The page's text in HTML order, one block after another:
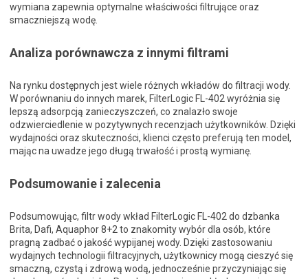
wymiana zapewnia optymalne właściwości filtrujące oraz
smaczniejszą wodę.
Analiza porównawcza z innymi filtrami
Na rynku dostępnych jest wiele różnych wkładów do filtracji wody.
W porównaniu do innych marek, FilterLogic FL-402 wyróżnia się
lepszą adsorpcją zanieczyszczeń, co znalazło swoje
odzwierciedlenie w pozytywnych recenzjach użytkowników. Dzięki
wydajności oraz skuteczności, klienci często preferują ten model,
mając na uwadze jego długą trwałość i prostą wymianę.
Podsumowanie i zalecenia
Podsumowując, filtr wody wkład FilterLogic FL-402 do dzbanka
Brita, Dafi, Aquaphor 8+2 to znakomity wybór dla osób, które
pragną zadbać o jakość wypijanej wody. Dzięki zastosowaniu
wydajnych technologii filtracyjnych, użytkownicy mogą cieszyć się
smaczną, czystą i zdrową wodą, jednocześnie przyczyniając się